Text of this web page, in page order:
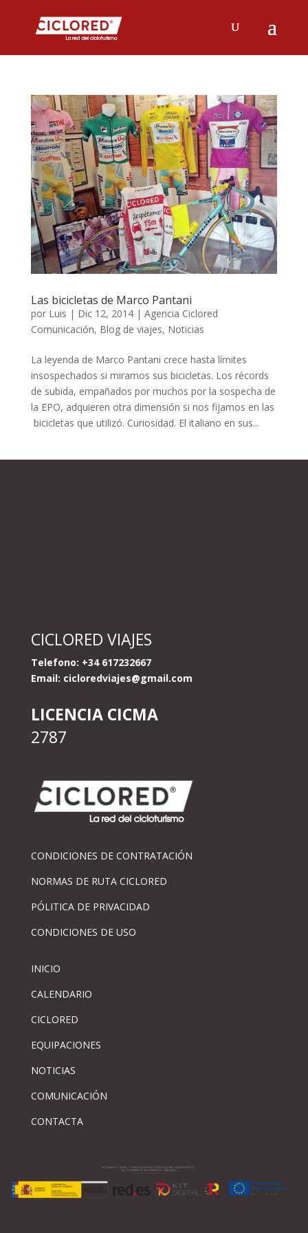
Las bicicletas de Marco Pantani
por Luis | Dic 12, 2014| Agencia Ciclored
Comunicación, Blog de viajes, Noticias
La leyenda de Marco Pantani crece hasta límites
insospechados si miramos sus bicicletas. Los récords
de subida, empañados por muchos por la sospecha de
la EPO, adquieren otra dimensión si nos fijamos en las
bicicletas que utilizó. Curiosidad. El italiano en sus...
CICLORED VIAJES
Telefono: +34 617232667
Email: cicloredviajes@gmail.com
LICENCIA CICMA
2787
CONDICIONES DE CONTRATACIÓN
NORMAS DE RUTA CICLORED
PÓLITICA DE PRIVACIDAD
CONDICIONES DE USO
INICIO
CALENDARIO
CICLORED
EQUIPACIONES
NOTICIAS
COMUNICACIÓN
CONTACTA